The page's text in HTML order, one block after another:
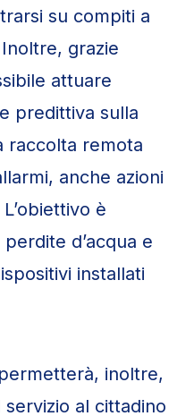
su compiti a
grazie
attuare
predittiva sulla
raccolta remota
anche azioni
è
d’acqua e
installati
inoltre,
al cittadino